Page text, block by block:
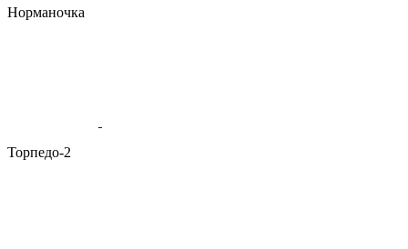
Норманочка
Торпедо-2